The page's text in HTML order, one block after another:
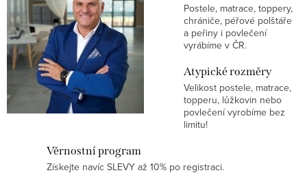
p
r
v
k
y
Postele, matrace, toppery,
chrániče, péřové polštáře
a peřiny i povlečení
vyrábíme v ČR.
Atypické rozměry
Velikost postele, matrace,
topperu, lůžkovin nebo
povlečení vyrobíme bez
limitu!
Věrnostní program
Získejte navíc SLEVY až 10% po registraci.